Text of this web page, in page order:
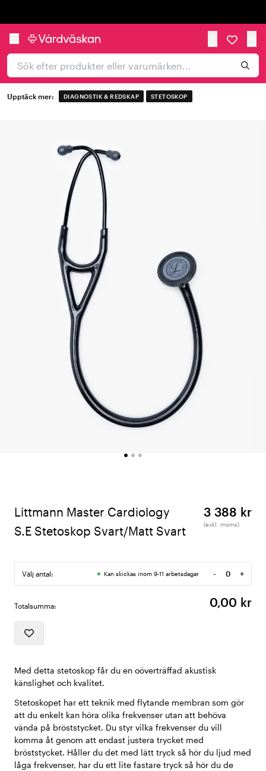
Upptäck mer: DIAGNOSTIK & REDSKAP STETOSKOP
Littmann Master Cardiology
S.E Stetoskop Svart/Matt Svart
3 388 kr
(exkl. moms)
Välj antal: Kan skickas inom 9-11 arbetsdagar -
Antal
+
Totalsumma: 0,00 kr
Med detta stetoskop får du en oöverträffad akustisk
känslighet och kvalitet.
Stetoskopet har ett teknik med flytande membran som gör
att du enkelt kan höra olika frekvenser utan att behöva
vända på bröststycket. Du styr vilka frekvenser du vill
komma åt genom att endast justera trycket med
bröststycket. Håller du det med lätt tryck så hör du ljud med
låga frekvenser, har du ett lite fastare tryck så hör du de